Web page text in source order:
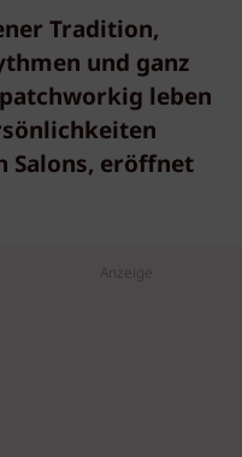
Tradition,
und ganz
leben
Salons, eröffnet
Anzeige